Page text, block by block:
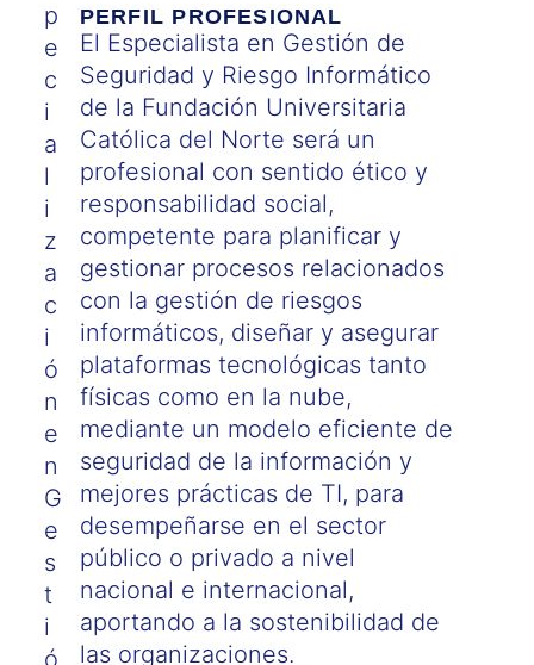
PERFIL PROFESIONAL
El Especialista en Gestión de
Seguridad y Riesgo Informático
de la Fundación Universitaria
Católica del Norte será un
profesional con sentido ético y
responsabilidad social,
competente para planificar y
gestionar procesos relacionados
con la gestión de riesgos
informáticos, diseñar y asegurar
plataformas tecnológicas tanto
físicas como en la nube,
mediante un modelo eficiente de
seguridad de la información y
mejores prácticas de TI, para
desempeñarse en el sector
público o privado a nivel
nacional e internacional,
aportando a la sostenibilidad de
las organizaciones.
p
e
c
i
a
l
i
z
a
c
i
ó
n
e
n
G
e
s
t
i
ó